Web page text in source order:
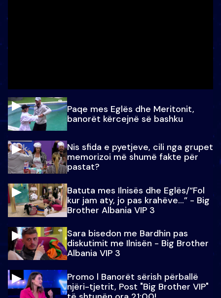
Paqe mes Eglës dhe Meritonit,
banorët kërcejnë së bashku
Nis sfida e pyetjeve, cili nga grupet
memorizoi më shumë fakte për
pastat?
Batuta mes Ilnisës dhe Eglës/“Fol
kur jam aty, jo pas krahëve…” - Big
Brother Albania VIP 3
Sara bisedon me Bardhin pas
diskutimit me Ilnisën - Big Brother
Albania VIP 3
Promo l Banorët sërish përballë
njëri-tjetrit, Post "Big Brother VIP"